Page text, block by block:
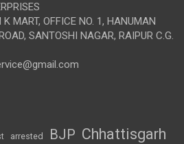
MART, OFFICE NO. 1, HANUMAN
SANTOSHI NAGAR, RAIPUR C.G.
arrested BJP Chhattisgarh